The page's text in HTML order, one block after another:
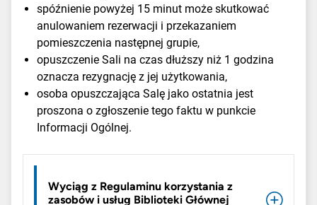
spóźnienie powyżej 15 minut może skutkować
anulowaniem rezerwacji i przekazaniem
pomieszczenia następnej grupie,
opuszczenie Sali na czas dłuższy niż 1 godzina
oznacza rezygnację z jej użytkowania,
osoba opuszczająca Salę jako ostatnia jest
proszona o zgłoszenie tego faktu w punkcie
Informacji Ogólnej.
Wyciąg z Regulaminu korzystania z
zasobów i usług Biblioteki Głównej